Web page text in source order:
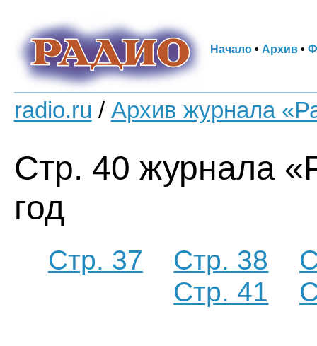
Начало• Архив•
radio.ru / Архив журнала
Стр. 40 журнала
год
Стр. 37 Стр. 38
Стр. 41